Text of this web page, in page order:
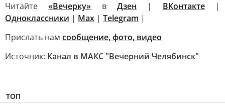
Читайте«Вечерку» вДзен | ВКонтакте|
Одноклассники | Max | Telegram |
Прислать нам сообщение, фото, видео
Источник: Канал в МАКС "Вечерний Челябинск"
ТОП